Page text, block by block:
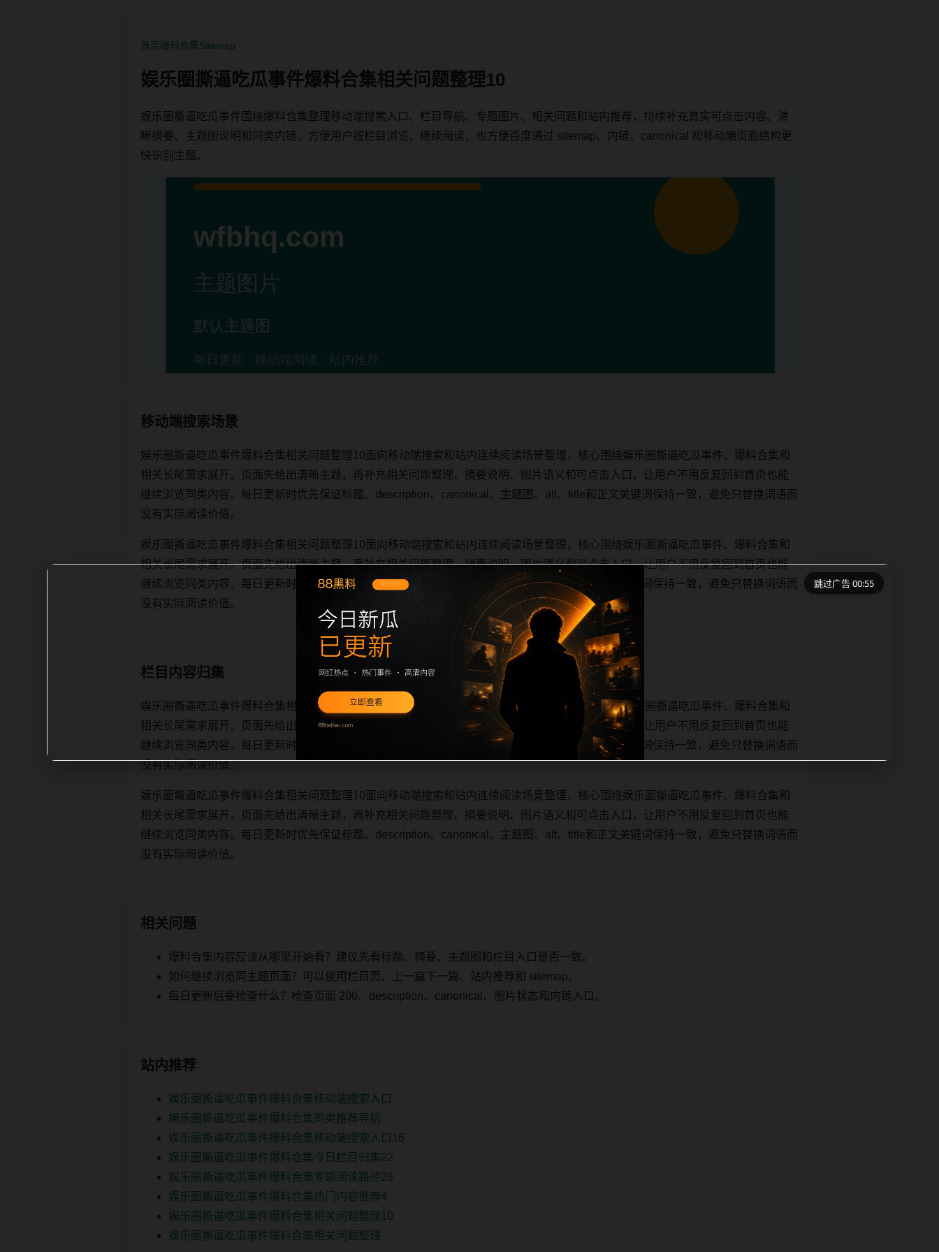
首页 爆料合集Sitemap
娱乐圈撕逼吃瓜事件爆料合集相关问题整理10
娱乐圈撕逼吃瓜事件围绕爆料合集整理移动端搜索入口、栏目导航、专题图片、相关问题和站内推荐，持续补充真实可点击内容、清
晰摘要、主题图说明和同类内链，方便用户按栏目浏览、继续阅读，也方便百度通过 sitemap、内链、canonical 和移动端页面结构更
快识别主题。
移动端搜索场景
娱乐圈撕逼吃瓜事件爆料合集相关问题整理10面向移动端搜索和站内连续阅读场景整理，核心围绕娱乐圈撕逼吃瓜事件、爆料合集和
相关长尾需求展开。页面先给出清晰主题，再补充相关问题整理、摘要说明、图片语义和可点击入口，让用户不用反复回到首页也能
继续浏览同类内容。每日更新时优先保证标题、description、canonical、主题图、alt、title和正文关键词保持一致，避免只替换词语而
没有实际阅读价值。
娱乐圈撕逼吃瓜事件爆料合集相关问题整理10面向移动端搜索和站内连续阅读场景整理，核心围绕娱乐圈撕逼吃瓜事件、爆料合集和
相关长尾需求展开。页面先给出清晰主题，再补充相关问题整理、摘要说明、图片语义和可点击入口，让用户不用反复回到首页也能
继续浏览同类内容。每日更新时优先保证标题、description、canonical、主题图、alt、title和正文关键词保持一致，避免只替换词语而
没有实际阅读价值。
栏目内容归集
娱乐圈撕逼吃瓜事件爆料合集相关问题整理10面向移动端搜索和站内连续阅读场景整理，核心围绕娱乐圈撕逼吃瓜事件、爆料合集和
相关长尾需求展开。页面先给出清晰主题，再补充相关问题整理、摘要说明、图片语义和可点击入口，让用户不用反复回到首页也能
继续浏览同类内容。每日更新时优先保证标题、description、canonical、主题图、alt、title和正文关键词保持一致，避免只替换词语而
没有实际阅读价值。
娱乐圈撕逼吃瓜事件爆料合集相关问题整理10面向移动端搜索和站内连续阅读场景整理，核心围绕娱乐圈撕逼吃瓜事件、爆料合集和
相关长尾需求展开。页面先给出清晰主题，再补充相关问题整理、摘要说明、图片语义和可点击入口，让用户不用反复回到首页也能
继续浏览同类内容。每日更新时优先保证标题、description、canonical、主题图、alt、title和正文关键词保持一致，避免只替换词语而
没有实际阅读价值。
相关问题
爆料合集内容应该从哪里开始看？建议先看标题、摘要、主题图和栏目入口是否一致。
如何继续浏览同主题页面？可以使用栏目页、上一篇下一篇、站内推荐和 sitemap。
每日更新后要检查什么？检查页面 200、description、canonical、图片状态和内链入口。
站内推荐
娱乐圈撕逼吃瓜事件爆料合集移动端搜索入口
娱乐圈撕逼吃瓜事件爆料合集同类推荐导航
娱乐圈撕逼吃瓜事件爆料合集移动端搜索入口16
娱乐圈撕逼吃瓜事件爆料合集今日栏目归集22
娱乐圈撕逼吃瓜事件爆料合集专题阅读路径28
娱乐圈撕逼吃瓜事件爆料合集热门内容推荐4
娱乐圈撕逼吃瓜事件爆料合集相关问题整理10
娱乐圈撕逼吃瓜事件爆料合集相关问题整理
跳过广告 00:55